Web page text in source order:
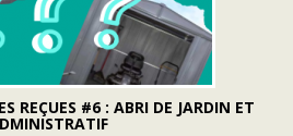
REÇUES #6 : ABRI DE JARDIN ET